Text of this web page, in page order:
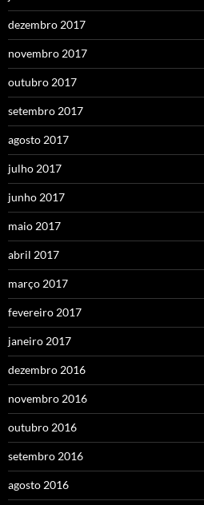
dezembro 2017
novembro 2017
outubro 2017
setembro 2017
agosto 2017
julho 2017
junho 2017
maio 2017
abril 2017
março 2017
fevereiro 2017
janeiro 2017
dezembro 2016
novembro 2016
outubro 2016
setembro 2016
agosto 2016